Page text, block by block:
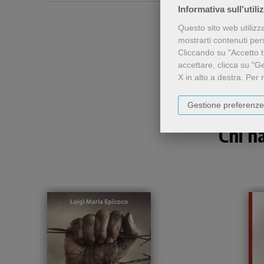
Informativa
Questo sito web
mostrarti contenuti
Cliccando su "Accetto
accettare, clicca su
X in alto a destra. Per
Gestione preferenze
Chi